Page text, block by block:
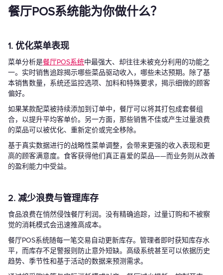
餐厅POS系统能为你做什么？
1. 优化菜单表现
菜单分析是餐厅POS系统中最强大、却往往未被充分利用的功能之
一。实时销售追踪揭示哪些菜品驱动收入，哪些未达预期。除了基
本销售数量，系统还监控选项、加料和特殊要求，揭示细微的顾客
偏好。
如果某款配菜被持续添加到订单中，餐厅可以将其打包成套餐组
合，以提升平均客单价。另一方面，那些销售不佳或产生过量浪费
的菜品可以被优化、重新定价或完全移除。
基于真实数据进行的战略性菜单调整，会带来更强的收入表现和更
高的顾客满意度。食客获得他们真正喜爱的菜品——而业务则从改善
的盈利能力中受益。
2. 减少浪费与管理库存
食品浪费在悄然侵蚀餐厅利润。没有精确追踪，过量订购和不被察
觉的消耗模式会迅速推高成本。
餐厅POS系统随每一笔交易自动更新库存。管理者即时获知库存水
平，而库存不足警报则防止意外短缺。高级系统甚至可以依据历史
趋势、季节性和基于活动的数据来预测需求。